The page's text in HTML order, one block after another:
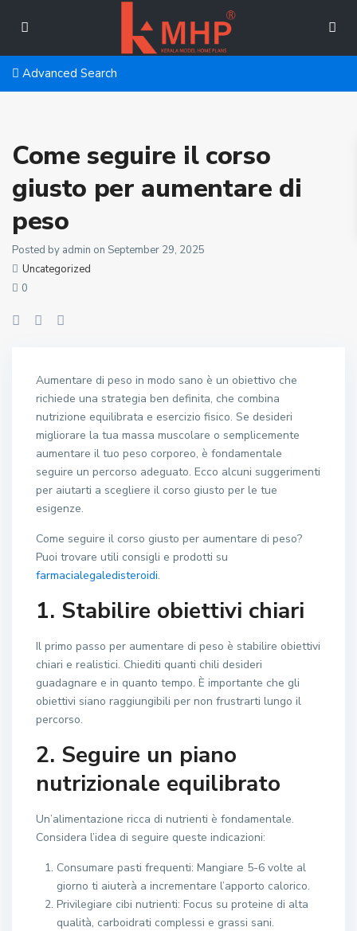
Advanced Search
Come seguire il corso
giusto per aumentare di
peso
Posted by admin on September 29, 2025
Uncategorized
0
Aumentare di peso in modo sano è un obiettivo che
richiede una strategia ben definita, che combina
nutrizione equilibrata e esercizio fisico. Se desideri
migliorare la tua massa muscolare o semplicemente
aumentare il tuo peso corporeo, è fondamentale
seguire un percorso adeguato. Ecco alcuni suggerimenti
per aiutarti a scegliere il corso giusto per le tue
esigenze.
Come seguire il corso giusto per aumentare di peso?
Puoi trovare utili consigli e prodotti su
farmacialegaledisteroidi.
1. Stabilire obiettivi chiari
Il primo passo per aumentare di peso è stabilire obiettivi
chiari e realistici. Chiediti quanti chili desideri
guadagnare e in quanto tempo. È importante che gli
obiettivi siano raggiungibili per non frustrarti lungo il
percorso.
2. Seguire un piano
nutrizionale equilibrato
Un’alimentazione ricca di nutrienti è fondamentale.
Considera l’idea di seguire queste indicazioni:
Consumare pasti frequenti: Mangiare 5-6 volte al
giorno ti aiuterà a incrementare l’apporto calorico.
Privilegiare cibi nutrienti: Focus su proteine di alta
qualità, carboidrati complessi e grassi sani.